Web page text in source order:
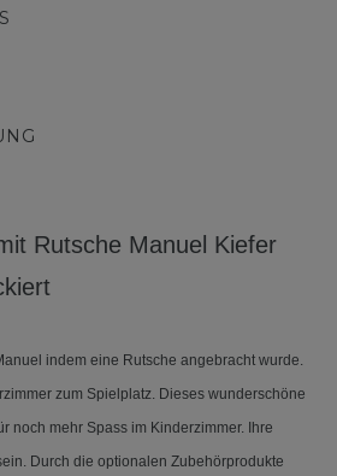
Rutsche Manuel Kiefer
indem eine Rutsche angebracht wurde.
zum Spielplatz. Dieses wunderschöne
noch mehr Spass im Kinderzimmer. Ihre
Durch die optionalen Zubehörprodukte